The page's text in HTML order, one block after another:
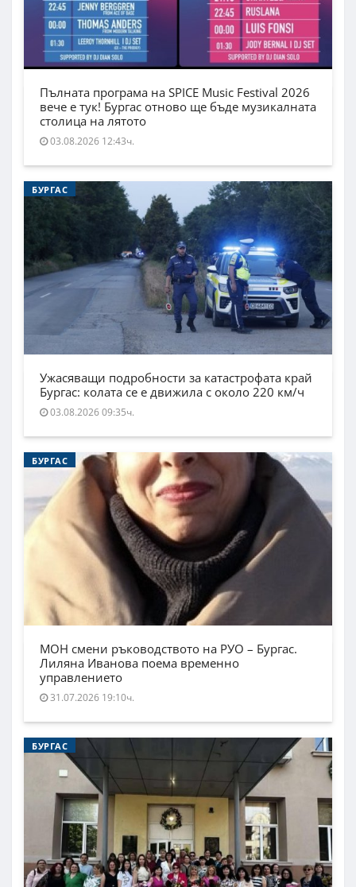
Пълната програма на SPICE Music Festival 2026
вече е тук! Бургас отново ще бъде музикалната
столица на лятото
03.08.2026 12:43ч.
БУРГАС
Ужасяващи подробности за катастрофата край
Бургас: колата се е движила с около 220 км/ч
03.08.2026 09:35ч.
БУРГАС
МОН смени ръководството на РУО – Бургас.
Лиляна Иванова поема временно
управлението
31.07.2026 19:10ч.
БУРГАС